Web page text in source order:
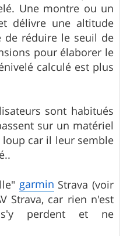
Une montre ou un
délivre une altitude
de réduire le seuil de
pour élaborer le
calculé est plus
sont habitués
sur un matériel
car il leur semble
garmin Strava (voir
Strava, car rien n'est
s'y perdent et ne